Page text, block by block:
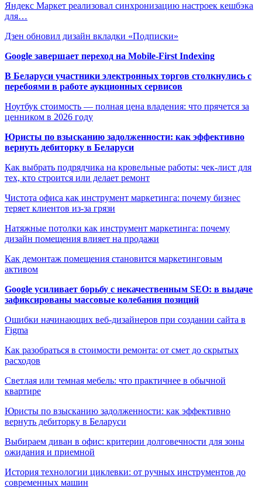
Яндекс Маркет реализовал синхронизацию настроек кешбэка
для…
Дзен обновил дизайн вкладки «Подписки»
Google завершает переход на Mobile-First Indexing
В Беларуси участники электронных торгов столкнулись с
перебоями в работе аукционных сервисов
Ноутбук стоимость — полная цена владения: что прячется за
ценником в 2026 году
Юристы по взысканию задолженности: как эффективно
вернуть дебиторку в Беларуси
Как выбрать подрядчика на кровельные работы: чек-лист для
тех, кто строится или делает ремонт
Чистота офиса как инструмент маркетинга: почему бизнес
теряет клиентов из-за грязи
Натяжные потолки как инструмент маркетинга: почему
дизайн помещения влияет на продажи
Как демонтаж помещения становится маркетинговым
активом
Google усиливает борьбу с некачественным SEO: в выдаче
зафиксированы массовые колебания позиций
Ошибки начинающих веб-дизайнеров при создании сайта в
Figma
Как разобраться в стоимости ремонта: от смет до скрытых
расходов
Светлая или темная мебель: что практичнее в обычной
квартире
Юристы по взысканию задолженности: как эффективно
вернуть дебиторку в Беларуси
Выбираем диван в офис: критерии долговечности для зоны
ожидания и приемной
История технологии циклевки: от ручных инструментов до
современных машин